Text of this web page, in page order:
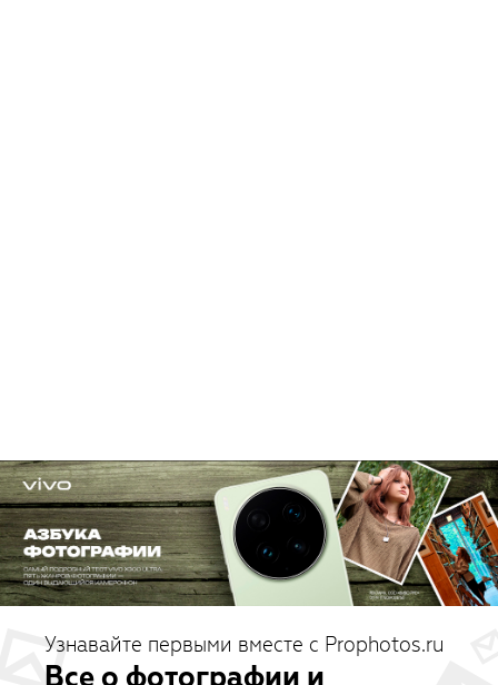
Узнавайте первыми вместе с Prophotos.ru